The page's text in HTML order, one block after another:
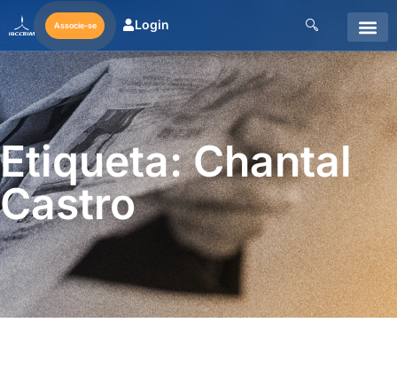
Associe-se Login
Etiqueta: Chantal
Castro